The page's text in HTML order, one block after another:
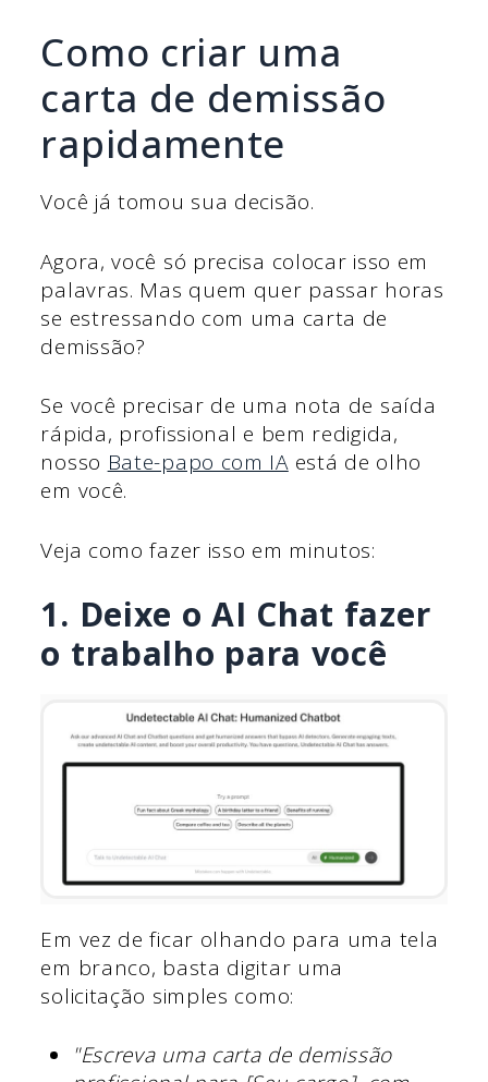
Como criar uma
carta de demissão
rapidamente
Você já tomou sua decisão.
Agora, você só precisa colocar isso em
palavras. Mas quem quer passar horas
se estressando com uma carta de
demissão?
Se você precisar de uma nota de saída
rápida, profissional e bem redigida,
nosso Bate-papo com IAestá de olho
em você.
Veja como fazer isso em minutos:
1. Deixe o AI Chat fazer
o trabalho para você
Em vez de ficar olhando para uma tela
em branco, basta digitar uma
solicitação simples como:
"Escreva uma carta de demissão